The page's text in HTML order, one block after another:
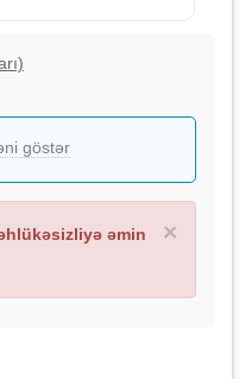
göstər
×
əmin